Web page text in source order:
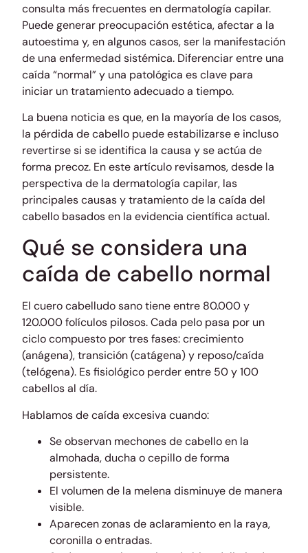
consulta más frecuentes en dermatología capilar.
Puede generar preocupación estética, afectar a la
autoestima y, en algunos casos, ser la manifestación
de una enfermedad sistémica. Diferenciar entre una
caída “normal” y una patológica es clave para
iniciar un tratamiento adecuado a tiempo.
La buena noticia es que, en la mayoría de los casos,
la pérdida de cabello puede estabilizarse e incluso
revertirse si se identifica la causa y se actúa de
forma precoz. En este artículo revisamos, desde la
perspectiva de la dermatología capilar, las
principales causas y tratamiento de la caída del
cabello basados en la evidencia científica actual.
Qué se considera una
caída de cabello normal
El cuero cabelludo sano tiene entre 80.000 y
120.000 folículos pilosos. Cada pelo pasa por un
ciclo compuesto por tres fases: crecimiento
(anágena), transición (catágena) y reposo/caída
(telógena). Es fisiológico perder entre 50 y 100
cabellos al día.
Hablamos de caída excesiva cuando:
Se observan mechones de cabello en la
almohada, ducha o cepillo de forma
persistente.
El volumen de la melena disminuye de manera
visible.
Aparecen zonas de aclaramiento en la raya,
coronilla o entradas.